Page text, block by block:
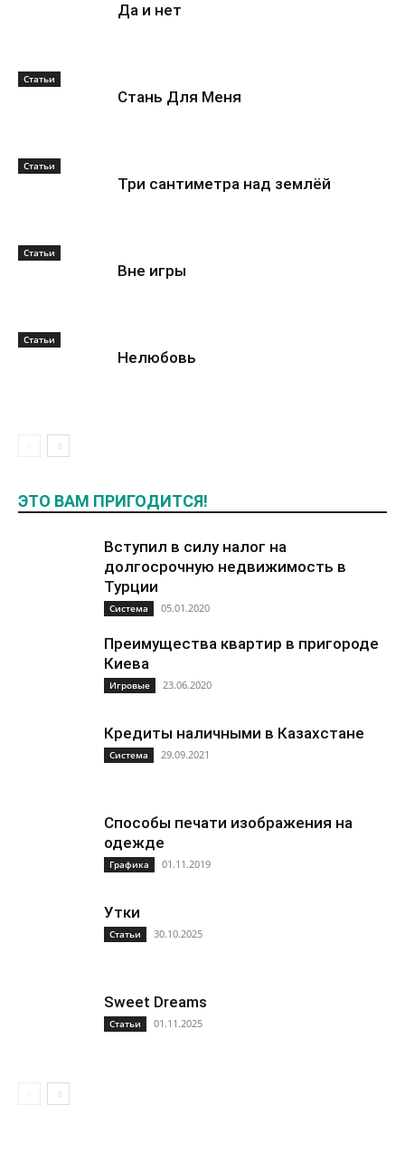
Да и нет
Статьи
Стань Для Меня
Статьи
Три сантиметра над землёй
Статьи
Вне игры
Статьи
Нелюбовь
ЭТО ВАМ ПРИГОДИТСЯ!
Вступил в силу налог на
долгосрочную недвижимость в
Турции
Система 05.01.2020
Преимущества квартир в пригороде
Киева
Игровые 23.06.2020
Кредиты наличными в Казахстане
Система 29.09.2021
Способы печати изображения на
одежде
Графика 01.11.2019
Утки
Статьи 30.10.2025
Sweet Dreams
Статьи 01.11.2025